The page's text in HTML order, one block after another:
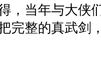
，当年与大侠
完整的真武剑